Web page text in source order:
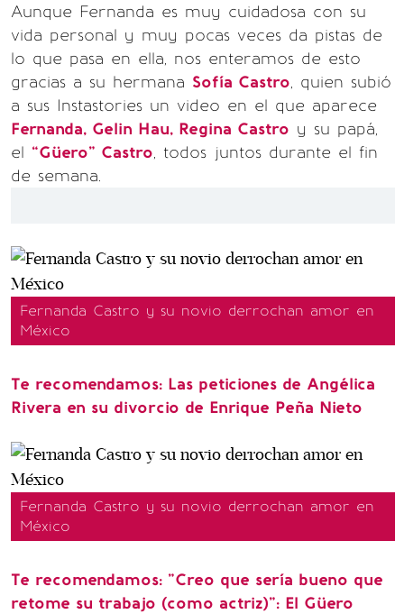
Aunque Fernanda es muy cuidadosa con su
vida personal y muy pocas veces da pistas de
lo que pasa en ella, nos enteramos de esto
gracias a su hermana Sofía Castro, quien subió
a sus Instastories un video en el que aparece
Fernanda, Gelin Hau, Regina Castro y su papá,
el “Güero” Castro, todos juntos durante el fin
de semana.
Fernanda Castro y su novio derrochan amor en
México
Te recomendamos: Las peticiones de Angélica
Rivera en su divorcio de Enrique Peña Nieto
Fernanda Castro y su novio derrochan amor en
México
Te recomendamos: "Creo que sería bueno que
retome su trabajo (como actriz)": El Güero